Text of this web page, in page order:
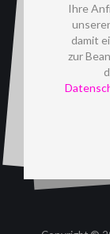
Ihre
damit
zur